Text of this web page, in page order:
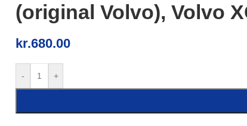
(original Volvo), Volvo
kr.680.00
- +